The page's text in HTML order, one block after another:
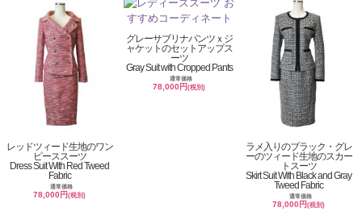
レッドツィード生地のワン
ピーススーツ
Dress Suit With Red Tweed
Fabric
通常価格
78,000円(税別)
グレーサブリナパンツｘジ
ャケットのセットアップス
ーツ
Gray Suit with Cropped Pants
通常価格
78,000円(税別)
ラメ入りのブラック・グレ
ーのツィード生地のスカー
トスーツ
Skirt Suit With Black and Gray
Tweed Fabric
通常価格
78,000円(税別)